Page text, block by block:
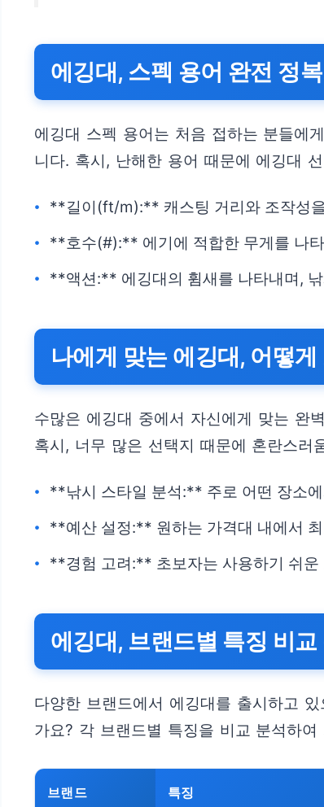
에깅대, 스펙 용어 완전 정
에깅대 스펙 용어는 처음 접하는 분들에
니다. 혹시, 난해한 용어 때문에 에깅대
**길이(ft/m):** 캐스팅 거리와 조작성
**호수(#):** 에기에 적합한 무게를 나
**액션:** 에깅대의 휨새를 나타내며,
나에게 맞는 에깅대, 어떻게
수많은 에깅대 중에서 자신에게 맞는 완
혹시, 너무 많은 선택지 때문에 혼란스러
**낚시 스타일 분석:** 주로 어떤 장소
**예산 설정:** 원하는 가격대 내에서
**경험 고려:** 초보자는 사용하기 쉬운
에깅대, 브랜드별 특징 비교
다양한 브랜드에서 에깅대를 출시하고
가요? 각 브랜드별 특징을 비교 분석하
브랜드 특징